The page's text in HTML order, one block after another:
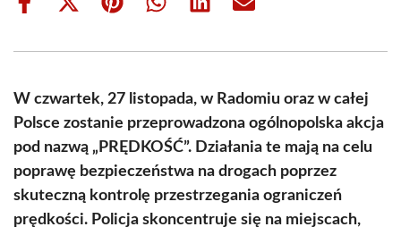
Share
Share
(Twitter)
Share Share Share Share
W czwartek, 27 listopada, w Radomiu oraz w całej
Polsce zostanie przeprowadzona ogólnopolska akcja
pod nazwą „PRĘDKOŚĆ”. Działania te mają na celu
poprawę bezpieczeństwa na drogach poprzez
skuteczną kontrolę przestrzegania ograniczeń
prędkości. Policja skoncentruje się na miejscach,